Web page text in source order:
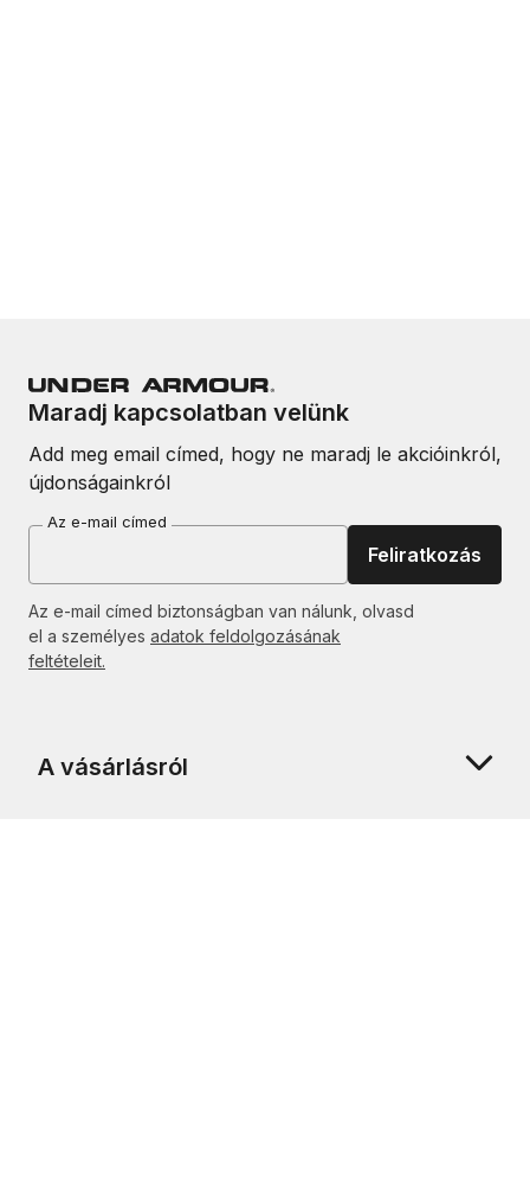
Maradj kapcsolatban velünk
Add meg email címed, hogy ne maradj le akcióinkról,
újdonságainkról
Az e-mail címed
Feliratkozás
Az e-mail címed biztonságban van nálunk, olvasd
el a személyes adatok feldolgozásának
feltételeit.
A vásárlásról